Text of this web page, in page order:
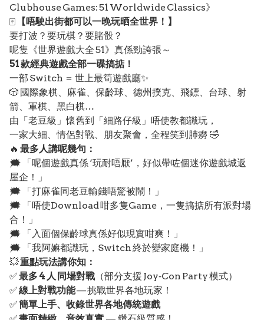
Clubhouse Games: 51 Worldwide Classics》
🀄️
【唔駛出街都可以一晚玩晒全世界！】
要打波？要玩棋？要賭骰？
呢隻《世界遊戲大全 51》真係勁誇張～
51 款經典遊戲全部一碟搞掂！
一部 Switch ＝ 世上最筍遊戲廳✨
🎲 國際象棋、麻雀、保齡球、德州撲克、飛鏢、台球、射
箭、軍棋、黑白棋…
由「老豆級」懷舊到「細路仔級」唔使教都識玩，
一家大細、情侶對戰、朋友聚會，全程笑到肺癆 🤣
🔥 最多人講呢幾句：
🗯️ 「呢個遊戲真係 ‘玩耐唔厭’，好似帶咗個迷你遊戲城返
屋企！」
🗯️ 「打麻雀同老豆輸錢唔驚被鬧！」
🗯️ 「唔使Download 咁多隻Game，一隻搞掂所有派對場
合！」
🗯️ 「入面個保齡球真係好似現實咁爽！」
🗯️ 「我阿嫲都識玩，Switch 終於變家庭機！」
💥重點玩法講你知：
✅最多 4 人 同場對戰 （部分支援 Joy‑Con Party 模式）
✅線上對戰功能— 挑戰世界各地玩家！
✅簡單上手、收錄世界各地傳統遊戲